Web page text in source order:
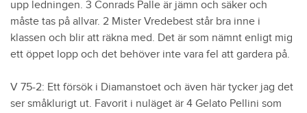
upp ledningen. 3 Conrads Palle är jämn och säker och
måste tas på allvar. 2 Mister Vredebest står bra inne i
klassen och blir att räkna med. Det är som nämnt enligt mig
ett öppet lopp och det behöver inte vara fel att gardera på.
V 75-2: Ett försök i Diamanstoet och även här tycker jag det
ser småklurigt ut. Favorit i nuläget är 4 Gelato Pellini som